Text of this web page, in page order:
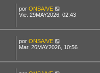
por ONSA/VE
Vie. 29MAY2026, 02:43
por ONSA/VE
Mar. 26MAY2026, 10:56